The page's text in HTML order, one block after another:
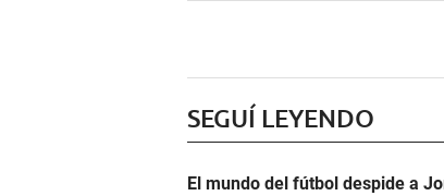
SEGUÍ LEYENDO
El mundo del fútbol despide a